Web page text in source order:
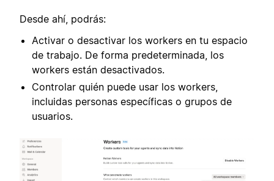
Desde ahí, podrás:
Activar o desactivar los workers en tu espacio
de trabajo. De forma predeterminada, los
workers están desactivados.
Controlar quién puede usar los workers,
incluidas personas específicas o grupos de
usuarios.